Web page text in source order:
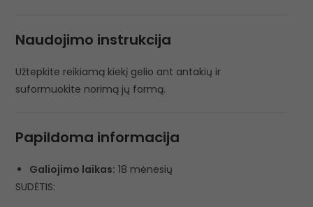
Naudojimo instrukcija
Užtepkite reikiamą kiekį gelio ant antakių ir
suformuokite norimą jų formą.
Papildoma informacija
Galiojimo laikas: 18 mėnesių
SUDĖTIS: